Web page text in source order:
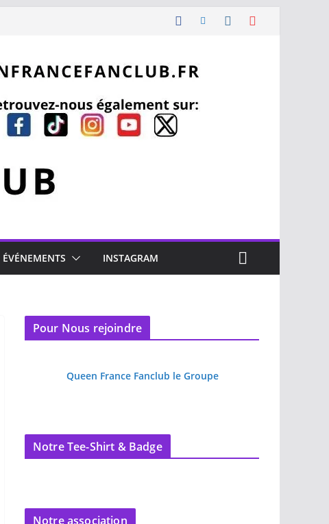
ÉVÉNEMENTS INSTAGRAM
Pour Nous rejoindre
Queen France Fanclub le Groupe
Notre Tee-Shirt & Badge
Notre association